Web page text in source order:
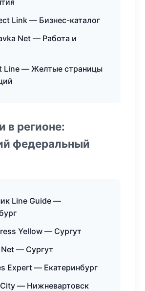
Link — Бизнес-каталог
Net — Работа и
Line — Желтые страницы
в регионе:
федеральный
Line Guide —
Yellow — Сургут
— Сургут
Expert — Екатеринбург
— Нижневартовск